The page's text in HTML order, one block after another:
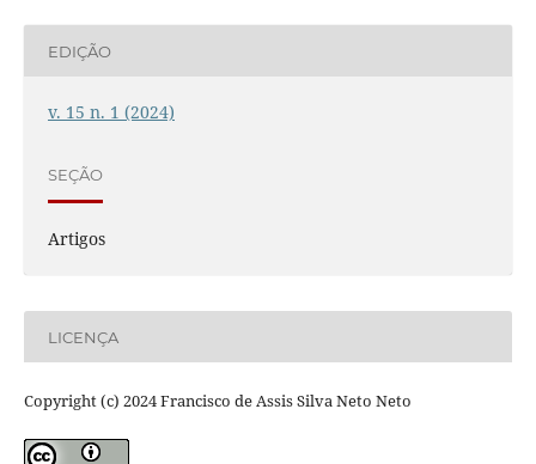
EDIÇÃO
v. 15 n. 1 (2024)
SEÇÃO
Artigos
LICENÇA
Copyright (c) 2024 Francisco de Assis Silva Neto Neto